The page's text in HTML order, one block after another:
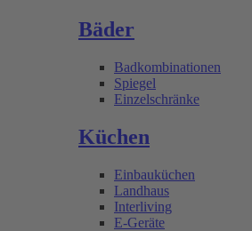
Bäder
Badkombinationen
Spiegel
Einzelschränke
Küchen
Einbauküchen
Landhaus
Interliving
E-Geräte